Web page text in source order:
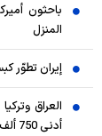
باحثون
المنزل
إيران تطوّر
العراق
أدنى 750 ألف برميل يومياً